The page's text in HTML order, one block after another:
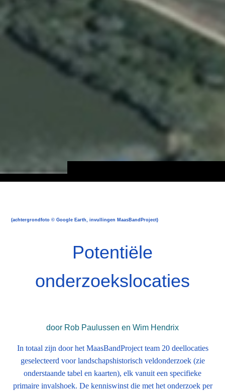
(achtergrondfoto © Google Earth, invullingen MaasBandProject)
Potentiële
onderzoekslocaties
door Rob Paulussen en Wim Hendrix
In totaal zijn door het MaasBandProject team 20 deellocaties
geselecteerd voor landschapshistorisch veldonderzoek (zie
onderstaande tabel en kaarten), elk vanuit een specifieke
primaire invalshoek. De kenniswinst die met het onderzoek per